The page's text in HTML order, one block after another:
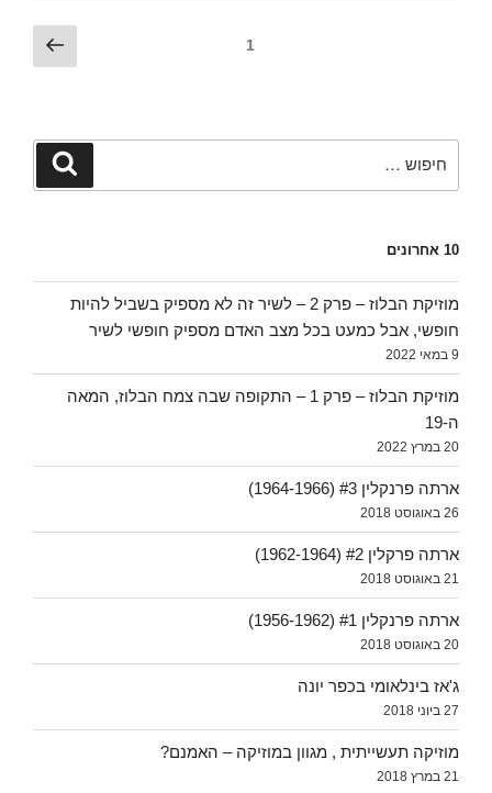
עמוד1
עמוד
הבא
חיפוש
10 אחרונים
מוזיקת הבלוז – פרק 2 – לשיר זה לא מספיק בשביל להיות
חופשי, אבל כמעט בכל מצב האדם מספיק חופשי לשיר
9 במאי 2022
מוזיקת הבלוז – פרק 1 – התקופה שבה צמח הבלוז, המאה
ה-19
20 במרץ 2022
ארתה פרנקלין #3 (1964-1966)
26 באוגוסט 2018
ארתה פרקלין #2 (1962-1964)
21 באוגוסט 2018
ארתה פרנקלין #1 (1956-1962)
20 באוגוסט 2018
ג'אז בינלאומי בכפר יונה
27 ביוני 2018
מוזיקה תעשייתית , מגוון במוזיקה – האמנם?
21 במרץ 2018